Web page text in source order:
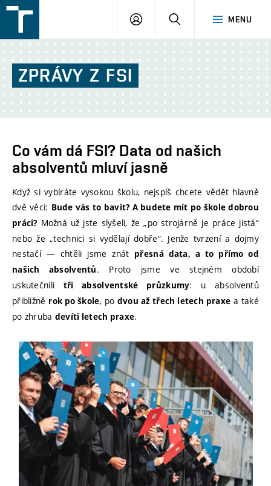
v
Brně
MENU
PŘIHLÁŠENÍ
ZPRÁVY Z FSI
Co vám dá FSI? Data od našich
absolventů mluví jasně
Když si vybíráte vysokou školu, nejspíš chcete vědět hlavně
dvě věci: Bude vás to bavit? A budete mít po škole dobrou
práci? Možná už jste slyšeli, že „po strojárně je práce jistá“
nebo že „technici si vydělají dobře“. Jenže tvrzení a dojmy
nestačí — chtěli jsme znát přesná data, a to přímo od
našich absolventů. Proto jsme ve stejném období
uskutečnili tři absolventské průzkumy: u absolventů
přibližně rok po škole, po dvou až třech letech praxe a také
po zhruba devíti letech praxe.